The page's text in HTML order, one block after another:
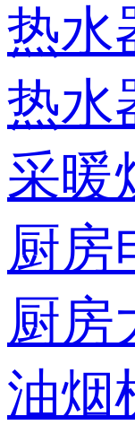
热水
热水
采暖
厨房
厨房
油烟